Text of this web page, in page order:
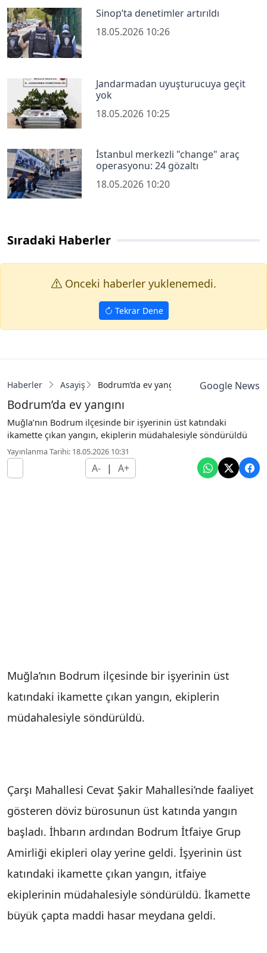
Sinop’ta denetimler artırıldı
18.05.2026 10:26
Jandarmadan uyuşturucuya geçit
yok
18.05.2026 10:25
İstanbul merkezli "change" araç
operasyonu: 24 gözaltı
18.05.2026 10:20
Sıradaki Haberler
Onceki haberler yuklenemedi.
Tekrar Dene
Haberler Asayiş Bodrum’da ev yangını Google News
Bodrum’da ev yangını
Muğla’nın Bodrum ilçesinde bir işyerinin üst katındaki
ikamette çıkan yangın, ekiplerin müdahalesiyle söndürüldü
Yayınlanma Tarihi: 18.05.2026 10:31
A- | A+
Muğla’nın Bodrum ilçesinde bir işyerinin üst
katındaki ikamette çıkan yangın, ekiplerin
müdahalesiyle söndürüldü.
Çarşı Mahallesi Cevat Şakir Mahallesi’nde faaliyet
gösteren döviz bürosunun üst katında yangın
başladı. İhbarın ardından Bodrum İtfaiye Grup
Amirliği ekipleri olay yerine geldi. İşyerinin üst
katındaki ikamette çıkan yangın, itfaiye
ekiplerinin müdahalesiyle söndürüldü. İkamette
büyük çapta maddi hasar meydana geldi.